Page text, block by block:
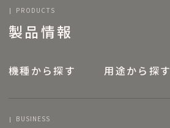
PRODUCTS
製品情報
機種から探す 用途から探す
BUSINESS